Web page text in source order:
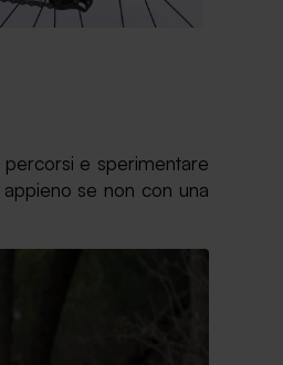
e sperimentare
se non con una